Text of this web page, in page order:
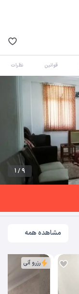
قوانین نظرات
1 / 9
مشاهده همه
رزرو آنی